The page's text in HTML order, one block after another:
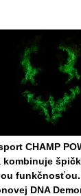
CHAMP
kombinuje
DNA